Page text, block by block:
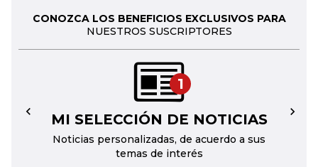
CONOZCA LOS BENEFICIOS EXCLUSIVOS PARA
NUESTROS SUSCRIPTORES
1
MI SELECCIÓN DE NOTICIAS
Noticias personalizadas, de acuerdo a sus
temas de interés
← →